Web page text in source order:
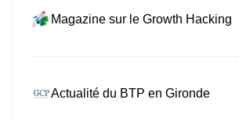
Magazine sur le Growth Hacking
Actualité du BTP en Gironde